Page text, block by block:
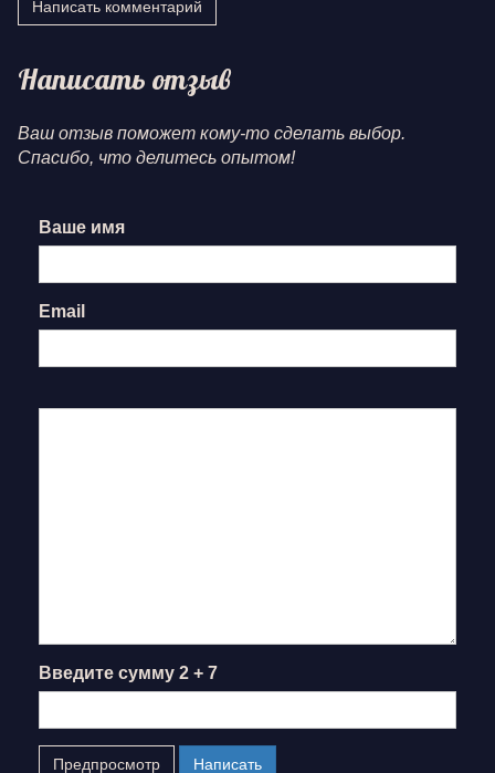
Написать комментарий
Написать отзыв
Ваш отзыв поможет кому-то сделать выбор.
Спасибо, что делитесь опытом!
Ваше имя
Email
Введите сумму 2 + 7